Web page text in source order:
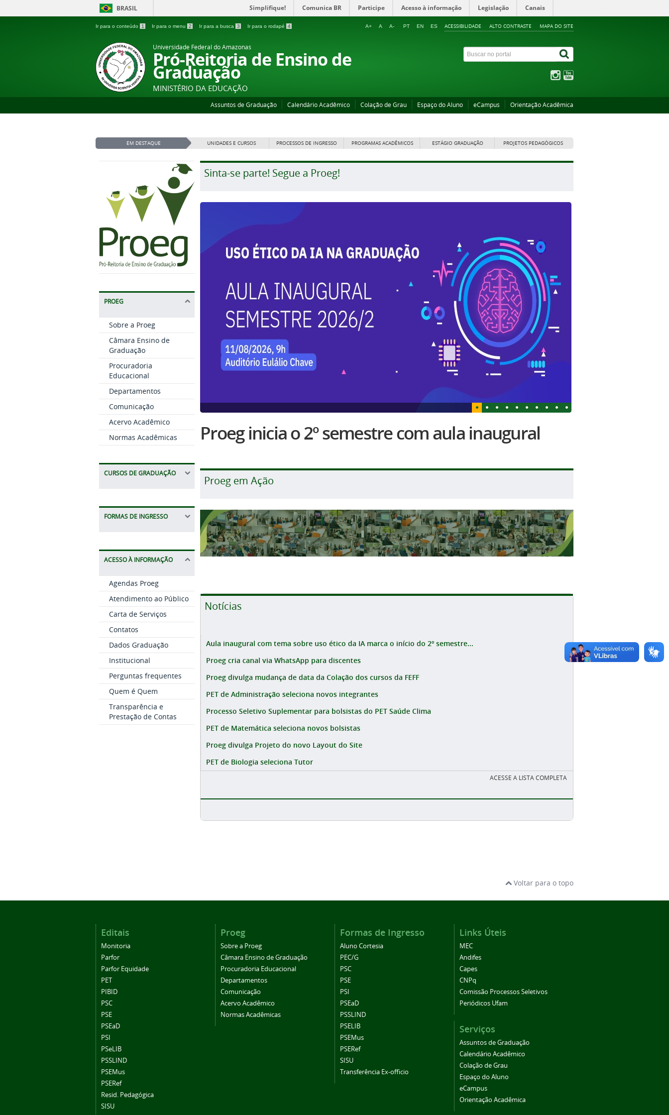
BRASIL Simplifique! Comunica BR Participe Acesso à informação Legislação Canais
Ir para o conteúdo 1 Ir para o menu 2 Ir para a busca 3 Ir para o rodapé 4 ACESSIBILIDADE ALTO CONTRASTE MAPA DO SITE
A+ A A- PT EN ES
Universidade Federal do Amazonas
Pró-Reitoria de Ensino de
Graduação
MINISTÉRIO DA EDUCAÇÃO
Assuntos de Graduação Calendário Acadêmico Colação de Grau Espaço do Aluno eCampus Orientação Acadêmica
EM DESTAQUE UNIDADES E CURSOS PROCESSOS DE INGRESSO PROGRAMAS ACADÊMICOS ESTÁGIO GRADUAÇÃO PROJETOS PEDAGÓGICOS
PROEG
Sobre a Proeg
Câmara Ensino de
Graduação
Procuradoria
Educacional
Departamentos
Comunicação
Acervo Acadêmico
Normas Acadêmicas
CURSOS DE GRADUAÇÃO
FORMAS DE INGRESSO
ACESSO À INFORMAÇÃO
Agendas Proeg
Atendimento ao Público
Carta de Serviços
Contatos
Dados Graduação
Institucional
Perguntas frequentes
Quem é Quem
Transparência e
Prestação de Contas
Sinta-se parte! Segue a Proeg!
Proeg inicia o 2º semestre com aula inaugural
Proeg em Ação
Notícias
Aula inaugural com tema sobre uso ético da IA marca o início do 2º semestre...
Proeg cria canal via WhatsApp para discentes
Proeg divulga mudança de data da Colação dos cursos da FEFF
PET de Administração seleciona novos integrantes
Processo Seletivo Suplementar para bolsistas do PET Saúde Clima
PET de Matemática seleciona novos bolsistas
Proeg divulga Projeto do novo Layout do Site
PET de Biologia seleciona Tutor
ACESSE A LISTA COMPLETA
Voltar para o topo
Editais
Monitoria
Parfor
Parfor Equidade
PET
PIBID
PSC
PSE
PSEaD
PSI
PSeLIB
PSSLIND
PSEMus
PSERef
Resid. Pedagógica
SISU
Proeg
Sobre a Proeg
Câmara Ensino de Graduação
Procuradoria Educacional
Departamentos
Comunicação
Acervo Acadêmico
Normas Acadêmicas
Formas de Ingresso
Aluno Cortesia
PEC/G
PSC
PSE
PSI
PSEaD
PSSLIND
PSELIB
PSEMus
PSERef
SISU
Transferência Ex-officio
Links Úteis
MEC
Andifes
Capes
CNPq
Comissão Processos Seletivos
Periódicos Ufam
Serviços
Assuntos de Graduação
Calendário Acadêmico
Colação de Grau
Espaço do Aluno
eCampus
Orientação Acadêmica